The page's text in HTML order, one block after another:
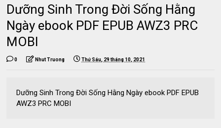
Dưỡng Sinh Trong Đời Sống Hằng
Ngày ebook PDF EPUB AWZ3 PRC
MOBI
0 Nhut Truong Thứ Sáu, 29 tháng 10, 2021
Dưỡng Sinh Trong Đời Sống Hằng Ngày ebook PDF EPUB
AWZ3 PRC MOBI